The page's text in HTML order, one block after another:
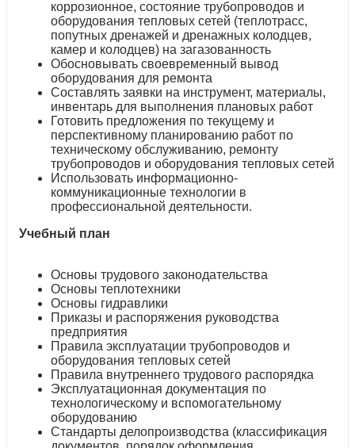
коррозионное, состояние трубопроводов и
оборудования тепловых сетей (теплотрасс,
попутных дренажей и дренажных колодцев,
камер и колодцев) на загазованность
Обосновывать своевременный вывод
оборудования для ремонта
Составлять заявки на инструмент, материалы,
инвентарь для выполнения плановых работ
Готовить предложения по текущему и
перспективному планированию работ по
техническому обслуживанию, ремонту
трубопроводов и оборудования тепловых сетей
Использовать информационно-
коммуникационные технологии в
профессиональной деятельности.
Учебный план
Основы трудового законодательства
Основы теплотехники
Основы гидравлики
Приказы и распоряжения руководства
предприятия
Правила эксплуатации трубопроводов и
оборудования тепловых сетей
Правила внутреннего трудового распорядка
Эксплуатационная документация по
технологическому и вспомогательному
оборудованию
Стандарты делопроизводства (классификация